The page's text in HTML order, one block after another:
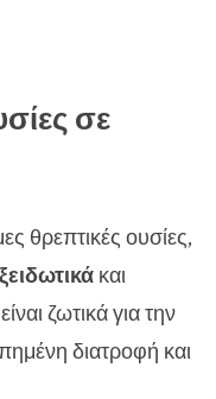
σε
θρεπτικές ουσίες,
και
ζωτικά για την
διατροφή και